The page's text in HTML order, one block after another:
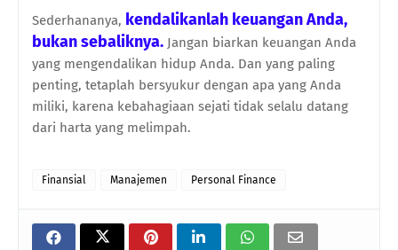
Sederhananya, kendalikanlah keuangan Anda,
bukan sebaliknya. Jangan biarkan keuangan Anda
yang mengendalikan hidup Anda. Dan yang paling
penting, tetaplah bersyukur dengan apa yang Anda
miliki, karena kebahagiaan sejati tidak selalu datang
dari harta yang melimpah.
Finansial Manajemen Personal Finance